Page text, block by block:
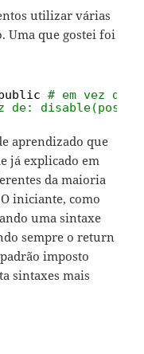
utilizar várias
Uma que gostei foi
# em vez
de: disable(post),
aprendizado que
já explicado em
da maioria
iniciante, como
uma sintaxe
sempre o return
imposto
sintaxes mais